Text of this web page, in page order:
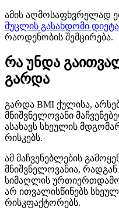
ამის აღმოსაფხვრელად
მუცლის გასახდომი დიეტა
რაოდენობის შემცირება.
რა უნდა
გარდა
გარდა BMI ქულისა,
მნიშვნელოვანი
ასახავს სხეულის
რისკებს.
ამ მაჩვენებლების
მნიშვნელოვანია,
სიმაღლის
არ ითვალისწინებს
რისკფაქტორებს.